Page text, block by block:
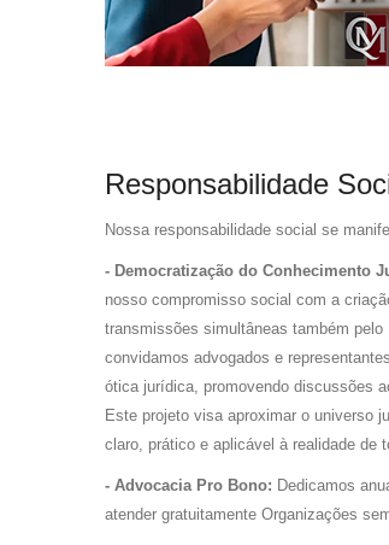
Responsabilidade
Nossa responsabilidade social se
- Democratização do Conhecimento
nosso compromisso social com a
transmissões simultâneas também
convidamos advogados e
ótica jurídica, promovendo discussões
Este projeto visa aproximar o universo
claro, prático e aplicável à realidade de
- Advocacia Pro Bono: Dedicamos
atender gratuitamente Organizações